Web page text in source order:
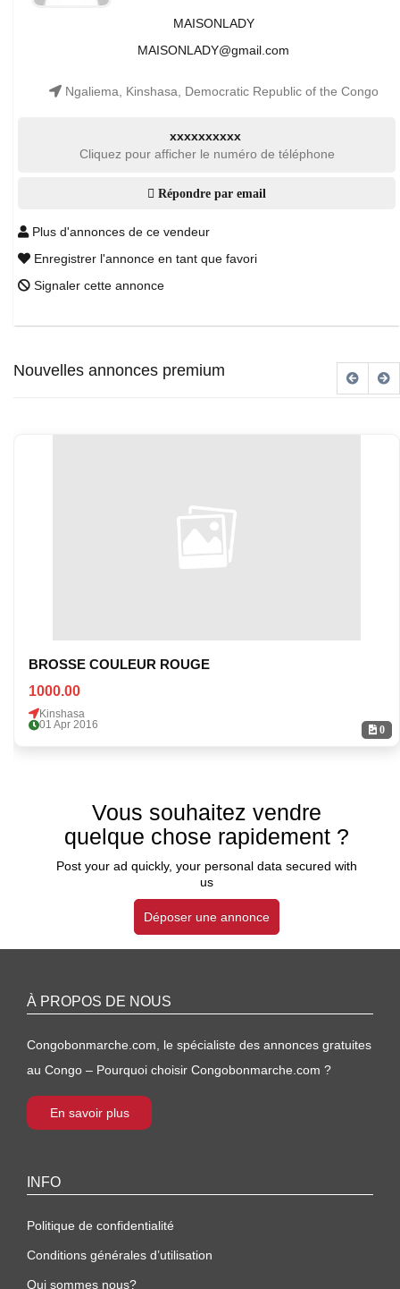
MAISONLADY
MAISONLADY@gmail.com
Ngaliema, Kinshasa, Democratic Republic of the Congo
xxxxxxxxxx
Cliquez pour afficher le numéro de téléphone
Répondre par email
Plus d'annonces de ce vendeur
Enregistrer l'annonce en tant que favori
Signaler cette annonce
Nouvelles annonces premium
0
BROSSE COULEUR ROUGE
1000.00
Kinshasa
01 Apr 2016
Vous souhaitez vendre
quelque chose rapidement ?
Post your ad quickly, your personal data secured with
us
Déposer une annonce
À PROPOS DE NOUS
Congobonmarche.com, le spécialiste des annonces gratuites
au Congo – Pourquoi choisir Congobonmarche.com ?
En savoir plus
INFO
Politique de confidentialité
Conditions générales d’utilisation
Qui sommes nous?